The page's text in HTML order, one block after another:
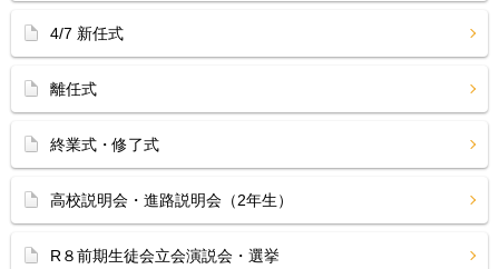
4/7 新任式
離任式
終業式・修了式
高校説明会・進路説明会（2年生）
R８前期生徒会立会演説会・選挙